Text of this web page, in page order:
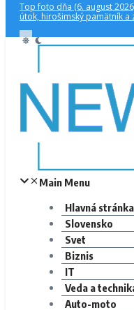
Top foto dňa (6. august
útok, hirošimský pamätník
Main Menu
Hlavná stránka
Slovensko
Svet
Biznis
IT
Veda a
Auto-moto